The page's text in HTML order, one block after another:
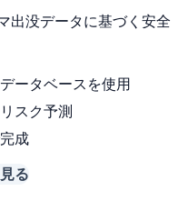
出没データに基づく安全
ータベースを使用
スク予測
成
る